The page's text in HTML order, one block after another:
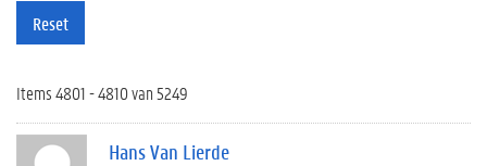
Reset
Items 4801 - 4810 van 5249
Hans Van Lierde